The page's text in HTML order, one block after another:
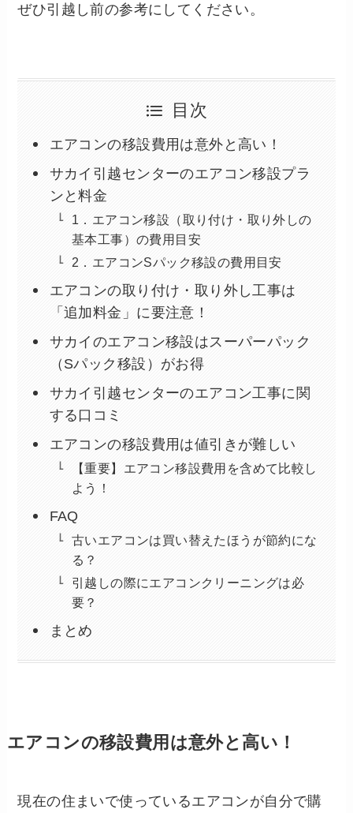
ぜひ引越し前の参考にしてください。
目次
エアコンの移設費用は意外と高い！
サカイ引越センターのエアコン移設プラ
ンと料金
1．エアコン移設（取り付け・取り外しの
基本工事）の費用目安
2．エアコンSパック移設の費用目安
エアコンの取り付け・取り外し工事は
「追加料金」に要注意！
サカイのエアコン移設はスーパーパック
（Sパック移設）がお得
サカイ引越センターのエアコン工事に関
する口コミ
エアコンの移設費用は値引きが難しい
【重要】エアコン移設費用を含めて比較し
よう！
FAQ
古いエアコンは買い替えたほうが節約にな
る？
引越しの際にエアコンクリーニングは必
要？
まとめ
エアコンの移設費用は意外と高い！
現在の住まいで使っているエアコンが自分で購